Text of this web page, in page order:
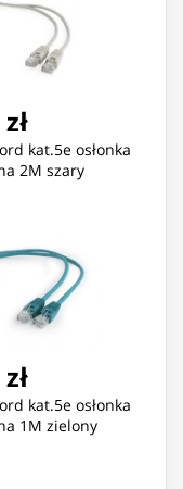
kat.5e osłonka
2M szary
kat.5e osłonka
1M zielony